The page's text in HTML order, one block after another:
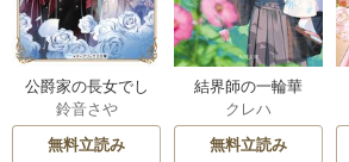
公爵家の長女でし
た
鈴音さや
無料立読み
結界師の一輪華
クレハ
無料立読み